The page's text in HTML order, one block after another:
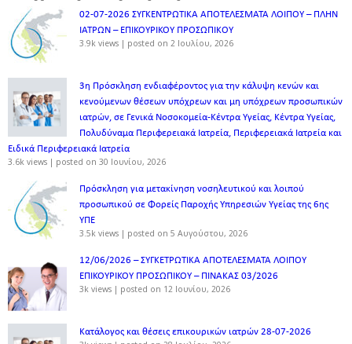
02-07-2026 ΣΥΓΚΕΝΤΡΩΤΙΚΑ ΑΠΟΤΕΛΕΣΜΑΤΑ ΛΟΙΠΟΥ – ΠΛΗΝ
ΙΑΤΡΩΝ – ΕΠΙΚΟΥΡΙΚΟΥ ΠΡΟΣΩΠΙΚOY
3.9k views | posted on 2 Ιουλίου, 2026
3η Πρόσκληση ενδιαφέροντος για την κάλυψη κενών και
κενούμενων θέσεων υπόχρεων και μη υπόχρεων προσωπικών
ιατρών, σε Γενικά Νοσοκομεία-Κέντρα Υγείας, Κέντρα Υγείας,
Πολυδύναμα Περιφερειακά Ιατρεία, Περιφερειακά Ιατρεία και
Ειδικά Περιφερειακά Ιατρεία
3.6k views | posted on 30 Ιουνίου, 2026
Πρόσκληση για μετακίνηση νοσηλευτικού και λοιπού
προσωπικού σε Φορείς Παροχής Υπηρεσιών Υγείας της 6ης
ΥΠΕ
3.5k views | posted on 5 Αυγούστου, 2026
12/06/2026 – ΣΥΓΚΕΤΡΩΤΙΚΑ ΑΠΟΤΕΛΕΣΜΑΤΑ ΛΟΙΠΟΥ
ΕΠΙΚΟΥΡΙΚΟΥ ΠΡΟΣΩΠΙΚΟΥ – ΠΙΝΑΚΑΣ 03/2026
3k views | posted on 12 Ιουνίου, 2026
Κατάλογος και θέσεις επικουρικών ιατρών 28-07-2026